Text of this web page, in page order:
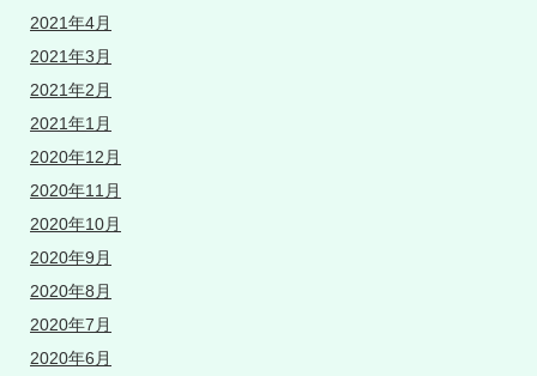
2021年4月
2021年3月
2021年2月
2021年1月
2020年12月
2020年11月
2020年10月
2020年9月
2020年8月
2020年7月
2020年6月